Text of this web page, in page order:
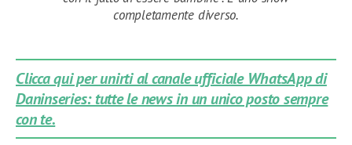
completamente diverso.
Clicca qui per unirti al canale ufficiale WhatsApp di
Daninseries: tutte le news in un unico posto sempre
con te.